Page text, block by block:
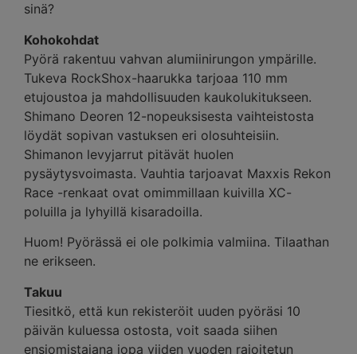
sinä?
Kohokohdat
Pyörä rakentuu vahvan alumiinirungon ympärille.
Tukeva RockShox-haarukka tarjoaa 110 mm
etujoustoa ja mahdollisuuden kaukolukitukseen.
Shimano Deoren 12-nopeuksisesta vaihteistosta
löydät sopivan vastuksen eri olosuhteisiin.
Shimanon levyjarrut pitävät huolen
pysäytysvoimasta. Vauhtia tarjoavat Maxxis Rekon
Race -renkaat ovat omimmillaan kuivilla XC-
poluilla ja lyhyillä kisaradoilla.
Huom! Pyörässä ei ole polkimia valmiina. Tilaathan
ne erikseen.
Takuu
Tiesitkö, että kun rekisteröit uuden pyöräsi 10
päivän kuluessa ostosta, voit saada siihen
ensiomistajana jopa viiden vuoden rajoitetun